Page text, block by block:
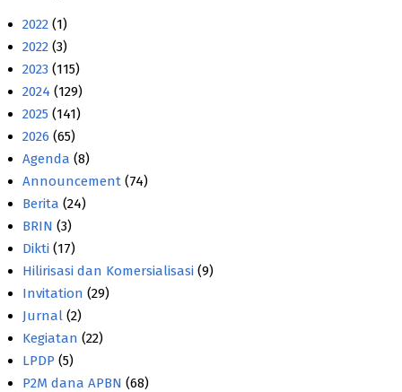
2022 (1)
2022 (3)
2023 (115)
2024 (129)
2025 (141)
2026 (65)
Agenda (8)
Announcement (74)
Berita (24)
BRIN (3)
Dikti (17)
Hilirisasi dan Komersialisasi (9)
Invitation (29)
Jurnal (2)
Kegiatan (22)
LPDP (5)
P2M dana APBN (68)